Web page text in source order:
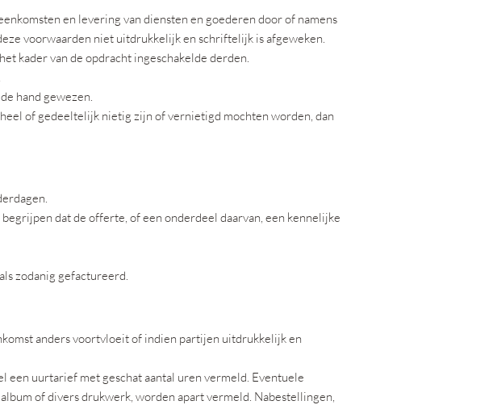
en levering van diensten en goederen door of namens
voorwaarden niet uitdrukkelijk en schriftelijk is afgeweken.
kader van de opdracht ingeschakelde derden.
hand gewezen.
of gedeeltelijk nietig zijn of vernietigd mochten worden, dan
dat de offerte, of een onderdeel daarvan, een kennelijke
zodanig gefactureerd.
anders voortvloeit of indien partijen uitdrukkelijk en
een uurtarief met geschat aantal uren vermeld. Eventuele
of divers drukwerk, worden apart vermeld. Nabestellingen,